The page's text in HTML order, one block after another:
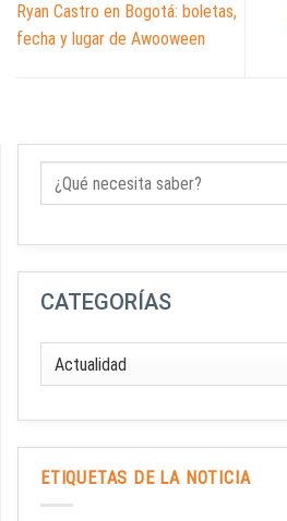
Ryan Castro en Bogotá: boletas,
fecha y lugar de Awooween
CATEGORÍAS
ETIQUETAS DE LA NOTICIA